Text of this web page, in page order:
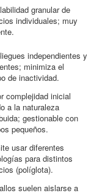
granular de
individuales; muy
independientes y
minimiza el
de inactividad.
complejidad inicial
a la naturaleza
gestionable con
pequeños.
usar diferentes
para distintos
(políglota).
suelen aislarse a